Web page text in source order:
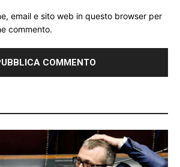
email e sito web in questo browser per
commento.